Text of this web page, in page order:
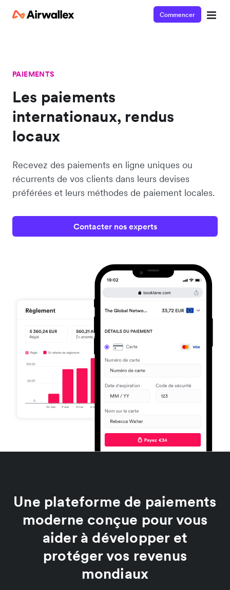
Commencer
PAIEMENTS
Les paiements
internationaux, rendus
locaux
Recevez des paiements en ligne uniques ou
récurrents de vos clients dans leurs devises
préférées et leurs méthodes de paiement locales.
Contacter nos experts
Une plateforme de paiements
moderne conçue pour vous
aider à développer et
protéger vos revenus
mondiaux